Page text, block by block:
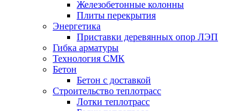
Железобетонные колонны
Плиты перекрытия
Энергетика
Приставки деревянных опор ЛЭП
Гибка арматуры
Технология СМК
Бетон
Бетон с доставкой
Строительство теплотрасс
Лотки теплотрасс